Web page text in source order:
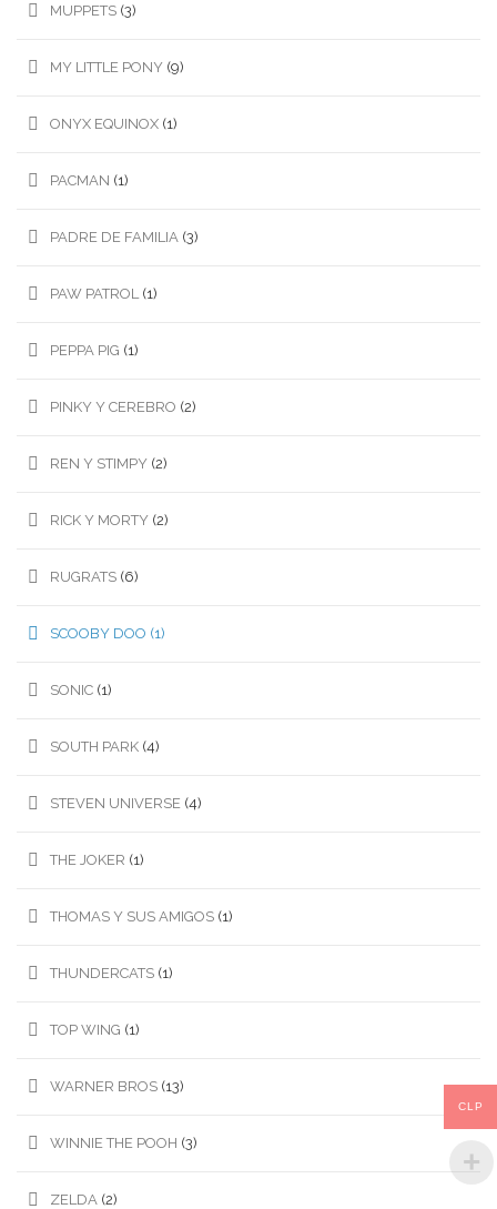
MUPPETS (3)
MY LITTLE PONY (9)
ONYX EQUINOX (1)
PACMAN (1)
PADRE DE FAMILIA (3)
PAW PATROL (1)
PEPPA PIG (1)
PINKY Y CEREBRO (2)
REN Y STIMPY (2)
RICK Y MORTY (2)
RUGRATS (6)
SCOOBY DOO (1)
SONIC (1)
SOUTH PARK (4)
STEVEN UNIVERSE (4)
THE JOKER (1)
THOMAS Y SUS AMIGOS (1)
THUNDERCATS (1)
TOP WING (1)
WARNER BROS (13)
WINNIE THE POOH (3)
ZELDA (2)
CLP